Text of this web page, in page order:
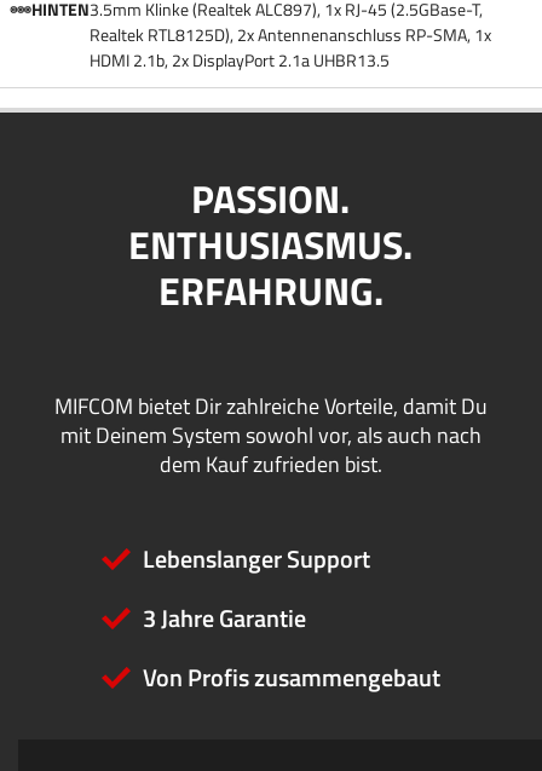
HINTEN3.5mm Klinke (Realtek ALC897), 1x RJ-45 (2.5GBase-T,
Realtek RTL8125D), 2x Antennenanschluss RP-SMA, 1x
HDMI 2.1b, 2x DisplayPort 2.1a UHBR13.5
PASSION.
ENTHUSIASMUS.
ERFAHRUNG.
MIFCOM bietet Dir zahlreiche Vorteile, damit Du
mit Deinem System sowohl vor, als auch nach
dem Kauf zufrieden bist.
Lebenslanger Support
3 Jahre Garantie
Von Profis zusammengebaut